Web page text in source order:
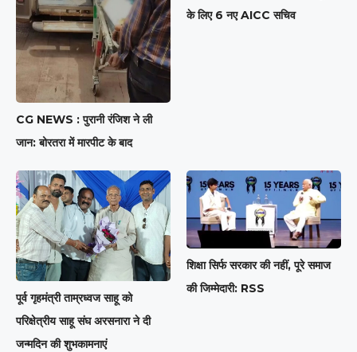
CG NEWS : पुरानी रंजिश ने ली
जान: बोरतरा में मारपीट के बाद
के लिए 6 नए AICC सचिव
पूर्व गृहमंत्री ताम्रध्वज साहू को
परिक्षेत्रीय साहू संघ अरसनारा ने दी
जन्मदिन की शुभकामनाएं
शिक्षा सिर्फ सरकार की नहीं, पूरे समाज
की जिम्मेदारी: RSS